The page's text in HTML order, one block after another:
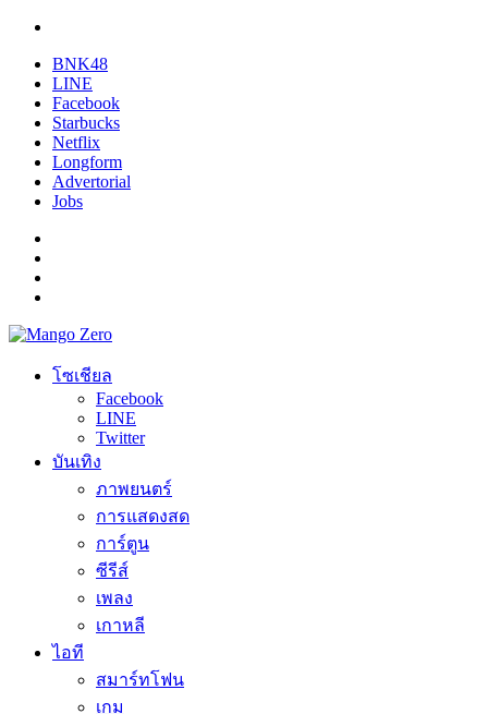
BNK48
LINE
Facebook
Starbucks
Netflix
Longform
Advertorial
Jobs
โซเชียล
Facebook
LINE
Twitter
บันเทิง
ภาพยนตร์
การแสดงสด
การ์ตูน
ซีรีส์
เพลง
เกาหลี
ไอที
สมาร์ทโฟน
เกม